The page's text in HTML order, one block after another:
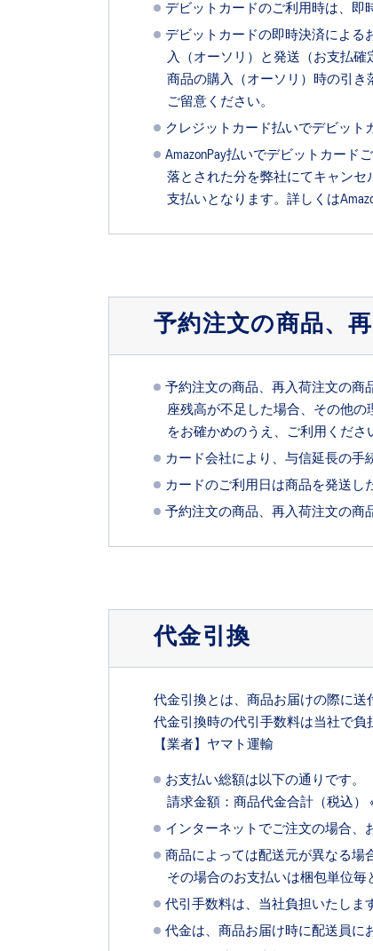
デビットカードのご利用時は、即
デビットカードの即時決済による
入（オーソリ）と発送（お支払
商品の購入（オーソリ）時の引き
ご留意ください。
クレジットカード払いでデビット
AmazonPay払いでデビットカー
落とされた分を弊社にてキャンセ
支払いとなります。詳しくは
予約注文の商品、
予約注文の商品、再入荷注文の商
座残高が不足した場合、その他
をお確かめのうえ、ご利用くださ
カード会社により、与信延長の手
カードのご利用日は商品を発送し
予約注文の商品、再入荷注文の商
代金引換
代金引換とは、商品お届けの際に送
代金引換時の代引手数料は当社で負
【業者】ヤマト運輸
お支払い総額は以下の通りです。
請求金額：商品代金合計（税込）
インターネットでご注文の場合、
商品によっては配送元が異なる場
その場合のお支払いは梱包単位毎
代引手数料は、当社負担いたしま
代金は、商品お届け時に配送員に